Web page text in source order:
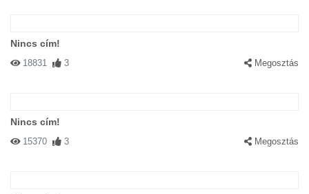
Nincs cím!
18831 3 Megosztás
Nincs cím!
15370 3 Megosztás